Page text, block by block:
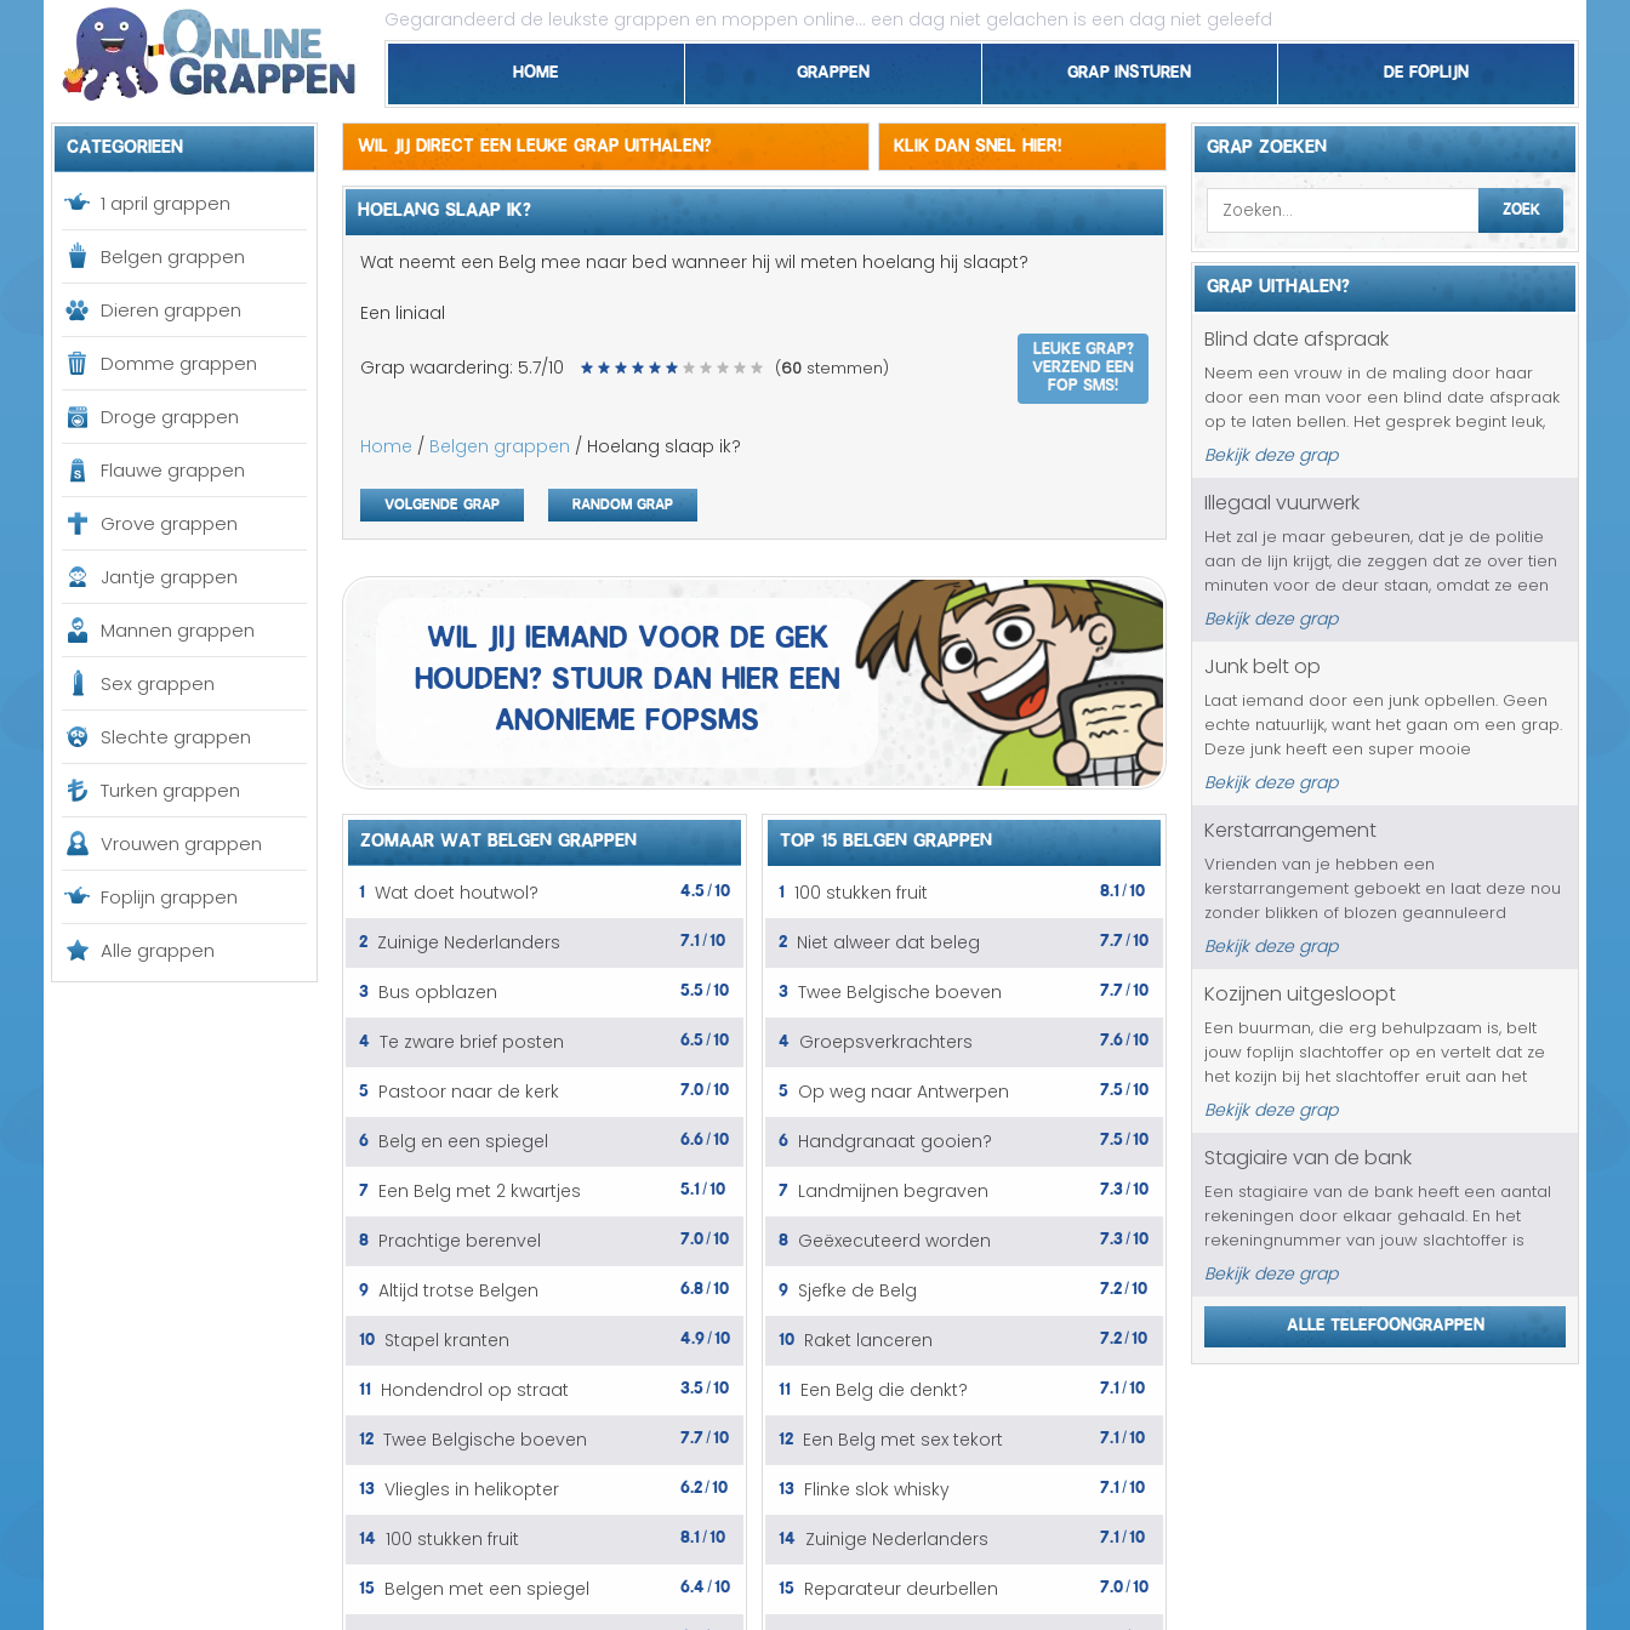
Gegarandeerd de leukste grappen en moppen online... een dag niet gelachen is een dag niet geleefd
Home Grappen
Belgen grappen
Slechte grappen
Turken grappen
Vrouwen grappen
Grap insturen De foplijn
Bel grappen
Topgrappen
18+ en Relatie
Zakelijk/Studie
Geld/Belasting
Buurt/Gemeente
Pakket/Bestelling
Transport/Verkeer
Kerst/Sinterklaas
Categorieen
1 april grappen
Belgen grappen
Dieren grappen
Domme grappen
Droge grappen
Flauwe grappen
Grove grappen
Jantje grappen
Mannen grappen
Sex grappen
Slechte grappen
Turken grappen
Vrouwen grappen
Foplijn grappen
Alle grappen
Wil jij direct een leuke grap uithalen? Klik dan snel hier!
HOELANG SLAAP IK?
Wat neemt een Belg mee naar bed wanneer hij wil meten hoelang hij slaapt?
Een liniaal
Grap waardering: 5.7/10 (60 stemmen)
Leuke grap?
Verzend een
fop SMS!
Home / Belgen grappen / Hoelang slaap ik?
Volgende grap Random grap
Wil jij iemand voor de gek
houden? Stuur dan hier een
anonieme fopSMS
ZOMAAR WAT BELGEN GRAPPEN
1 Wat doet houtwol? 4.5/10
2 Zuinige Nederlanders 7.1/10
3 Bus opblazen 5.5/10
4 Te zware brief posten 6.5/10
5 Pastoor naar de kerk 7.0/10
6 Belg en een spiegel 6.6/10
7 Een Belg met 2 kwartjes 5.1/10
8 Prachtige berenvel 7.0/10
9 Altijd trotse Belgen 6.8/10
10 Stapel kranten 4.9/10
11 Hondendrol op straat 3.5/10
12 Twee Belgische boeven 7.7/10
13 Vliegles in helikopter 6.2/10
14 100 stukken fruit 8.1/10
15 Belgen met een spiegel 6.4/10
TOP 15 BELGEN GRAPPEN
1 100 stukken fruit 8.1/10
2 Niet alweer dat beleg 7.7/10
3 Twee Belgische boeven 7.7/10
4 Groepsverkrachters 7.6/10
5 Op weg naar Antwerpen 7.5/10
6 Handgranaat gooien? 7.5/10
7 Landmijnen begraven 7.3/10
8 Geëxecuteerd worden 7.3/10
9 Sjefke de Belg 7.2/10
10 Raket lanceren 7.2/10
11 Een Belg die denkt? 7.1/10
12 Een Belg met sex tekort 7.1/10
13 Flinke slok whisky 7.1/10
14 Zuinige Nederlanders 7.1/10
15 Reparateur deurbellen 7.0/10
GRAP ZOEKEN
ZOEK
GRAP UITHALEN?
Blind date afspraak
Neem een vrouw in de maling door haar
door een man voor een blind date afspraak
op te laten bellen. Het gesprek begint leuk,
maar al snel merkt ze dat het om een echte
ouderwetse nerd gaat. Zal ze lief blijven en
toch met hem uit gaan of wi...
Bekijk deze grap
Illegaal vuurwerk
Het zal je maar gebeuren, dat je de politie
aan de lijn krijgt, die zeggen dat ze over tien
minuten voor de deur staan, omdat ze een
tip hebben gekregen over illegaal vuurwerk
dat in jouw huis ligt opgeslagen. Gelukkig zal
dit jou niet over...
Bekijk deze grap
Junk belt op
Laat iemand door een junk opbellen. Geen
echte natuurlijk, want het gaan om een grap.
Deze junk heeft een super mooie
mountainbike te koop, maar ook een lekker
partijtje laptops, voor een erg scherp prijsje.
Wat denk je? Zal het slachtoffer...
Bekijk deze grap
Kerstarrangement
Vrienden van je hebben een
kerstarrangement geboekt en laat deze nou
zonder blikken of blozen geannuleerd
worden, in verband met een dreigend
faillissement van het hotel waar dit is
geboekt. Het bedrijf staat zelfs al onder
curatele. Laat j...
Bekijk deze grap
Kozijnen uitgesloopt
Een buurman, die erg behulpzaam is, belt
jouw foplijn slachtoffer op en vertelt dat ze
het kozijn bij het slachtoffer eruit aan het
halen zijn. Hij belt, want hij vindt dit nogal
vreemd, aangezien het slachtoffer toch
helemaal geen nieuwe k...
Bekijk deze grap
Stagiaire van de bank
Een stagiaire van de bank heeft een aantal
rekeningen door elkaar gehaald. En het
rekeningnummer van jouw slachtoffer is
verwisseld met die van een wanbetaler. Op
zich is het op te lossen, maar de manieren
en ideeën waarmee de bank komt om...
Bekijk deze grap
Alle telefoongrappen